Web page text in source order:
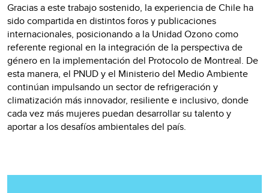
Gracias a este trabajo sostenido, la experiencia de Chile ha
sido compartida en distintos foros y publicaciones
internacionales, posicionando a la Unidad Ozono como
referente regional en la integración de la perspectiva de
género en la implementación del Protocolo de Montreal. De
esta manera, el PNUD y el Ministerio del Medio Ambiente
continúan impulsando un sector de refrigeración y
climatización más innovador, resiliente e inclusivo, donde
cada vez más mujeres puedan desarrollar su talento y
aportar a los desafíos ambientales del país.